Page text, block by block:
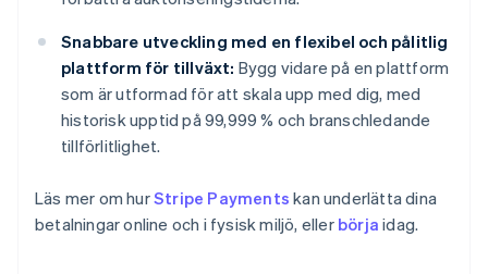
Snabbare utveckling med en flexibel och pålitlig
plattform för tillväxt: Bygg vidare på en plattform
som är utformad för att skala upp med dig, med
historisk upptid på 99,999 % och branschledande
tillförlitlighet.
Läs mer om hurStripe Payments kan underlätta dina
betalningar online och i fysisk miljö, eller börja idag.
English
Belgien